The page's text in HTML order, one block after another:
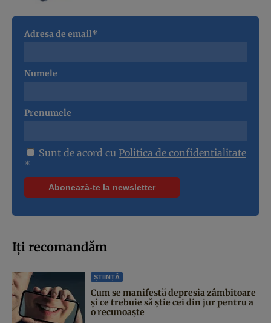
Adresa de email*
Numele
Prenumele
Sunt de acord cu Politica de confidentialitate
*
Iți recomandăm
ȘTIINȚĂ
Cum se manifestă depresia zâmbitoare
și ce trebuie să știe cei din jur pentru a
o recunoaște